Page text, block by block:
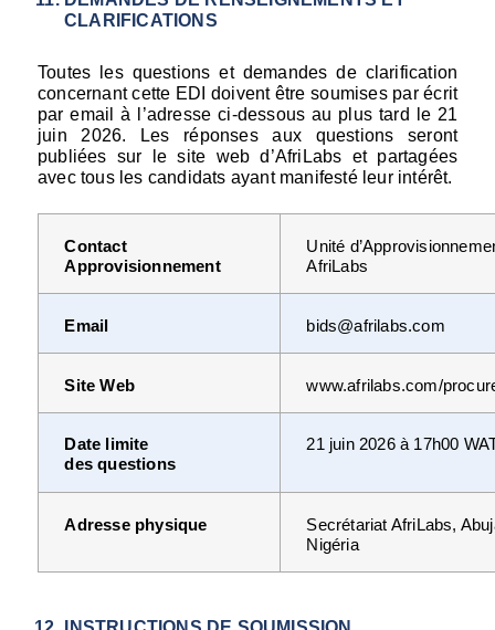
CLARIFICATIONS
Toutes les questions et demandes de clarification
concernant cette EDI doivent être soumises par écrit
par email à l’adresse ci-dessous au plus tard le 21
juin 2026. Les réponses aux questions seront
publiées sur le site web d’AfriLabs et partagées
avec tous les candidats ayant manifesté leur intérêt.
Contact
Approvisionnement
Unité
AfriLabs
Email bids@afrilabs.com
Site Web www.afrilabs.com/
Date limite
des questions
21 juin 2026 à 17h00
Adresse physique
Secrétariat AfriLabs,
Nigéria